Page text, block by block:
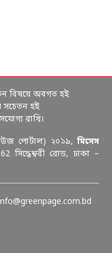
বিষয়ে অবগত হই
সচেতন হই
রাখি।
পোর্টাল) ২০১৯,মিসেস
সিদ্ধেশ্বরী রোড, ঢাকা –